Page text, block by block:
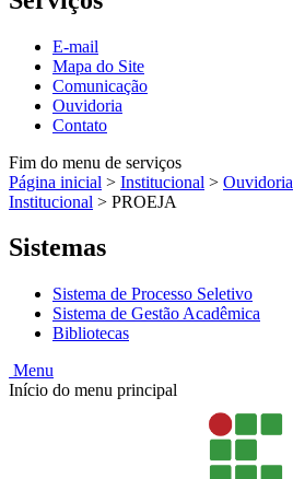
E-mail
Mapa do Site
Comunicação
Ouvidoria
Contato
Fim do menu de serviços
Página inicial > Institucional > Ouvidoria
Institucional > PROEJA
Sistemas
Sistema de Processo Seletivo
Sistema de Gestão Acadêmica
Bibliotecas
Menu
Início do menu principal